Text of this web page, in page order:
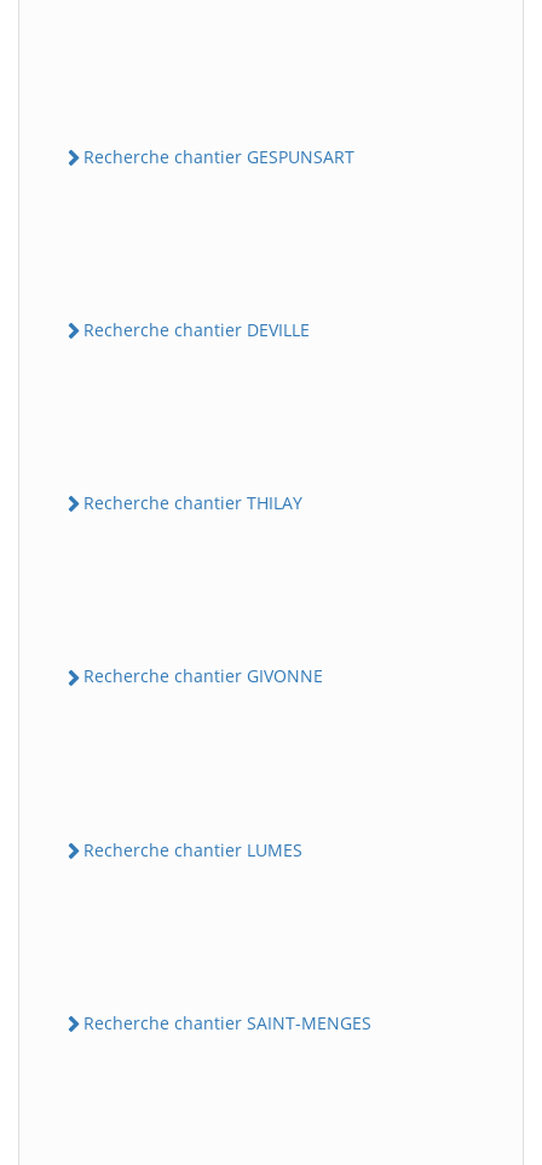
Recherche chantier GESPUNSART
Recherche chantier DEVILLE
Recherche chantier THILAY
Recherche chantier GIVONNE
Recherche chantier LUMES
Recherche chantier SAINT-MENGES